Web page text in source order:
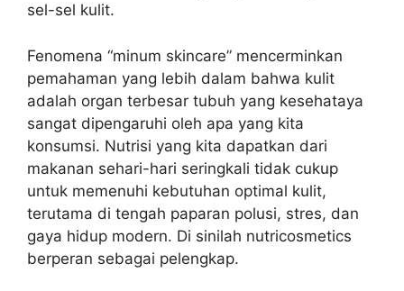
sel-sel kulit.
Fenomena “minum skincare” mencerminkan
pemahaman yang lebih dalam bahwa kulit
adalah organ terbesar tubuh yang kesehataya
sangat dipengaruhi oleh apa yang kita
konsumsi. Nutrisi yang kita dapatkan dari
makanan sehari-hari seringkali tidak cukup
untuk memenuhi kebutuhan optimal kulit,
terutama di tengah paparan polusi, stres, dan
gaya hidup modern. Di sinilah nutricosmetics
berperan sebagai pelengkap.